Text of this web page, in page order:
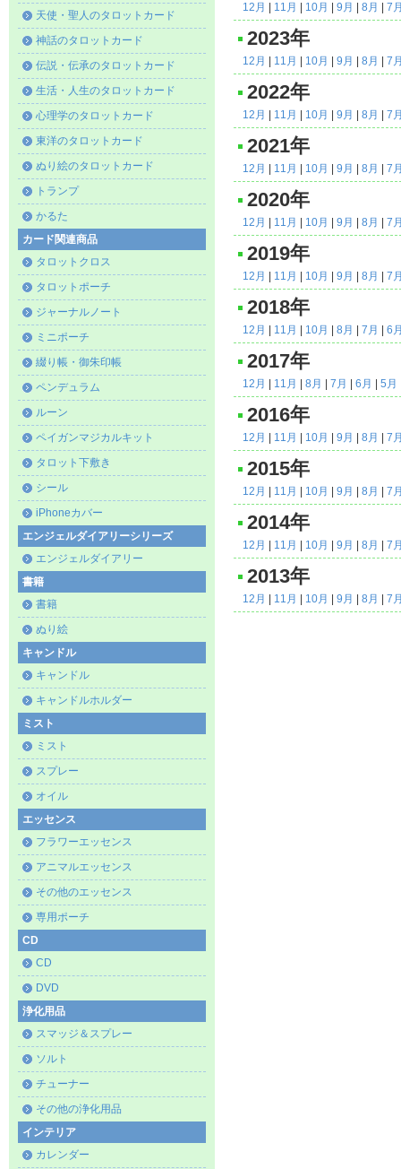
天使・聖人のタロットカード
神話のタロットカード
伝説・伝承のタロットカード
生活・人生のタロットカード
心理学のタロットカード
東洋のタロットカード
ぬり絵のタロットカード
トランプ
かるた
カード関連商品
タロットクロス
タロットポーチ
ジャーナルノート
ミニポーチ
綴り帳・御朱印帳
ペンデュラム
ルーン
ペイガンマジカルキット
タロット下敷き
シール
iPhoneカバー
エンジェルダイアリーシリーズ
エンジェルダイアリー
書籍
書籍
ぬり絵
キャンドル
キャンドル
キャンドルホルダー
ミスト
ミスト
スプレー
オイル
エッセンス
フラワーエッセンス
アニマルエッセンス
その他のエッセンス
専用ポーチ
CD
CD
DVD
浄化用品
スマッジ＆スプレー
ソルト
チューナー
その他の浄化用品
インテリア
カレンダー
12月 11月 10月 9月 8月 7
2023年
12月 11月 10月 9月 8月 7
2022年
12月 11月 10月 9月 8月 7
2021年
12月 11月 10月 9月 8月 7
2020年
12月 11月 10月 9月 8月 7
2019年
12月 11月 10月 9月 8月 7
2018年
12月 11月 10月 8月 7月 6
2017年
12月 11月 8月 7月 6月 5月
2016年
12月 11月 10月 9月 8月 7
2015年
12月 11月 10月 9月 8月 7
2014年
12月 11月 10月 9月 8月 7
2013年
12月 11月 10月 9月 8月 7